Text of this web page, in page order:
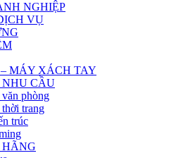
NGHIỆP
VỤ
MÁY XÁCH TAY
NHU CẦU
phòng
trang
trúc
HÃNG